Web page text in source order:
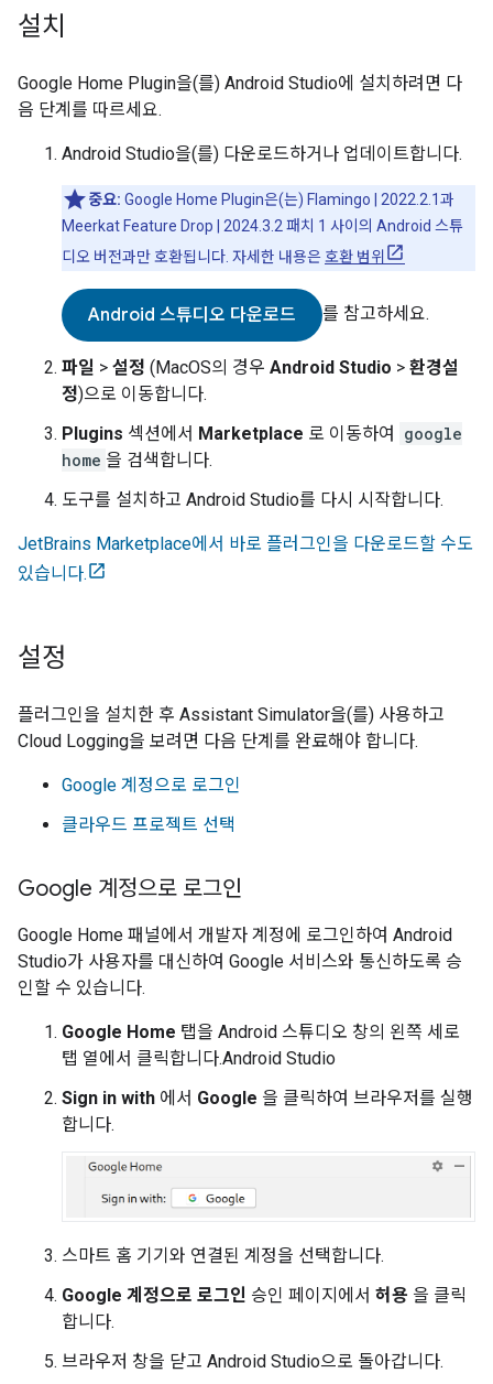
설치
Google Home Plugin을(를) Android Studio에 설치하려면 다
음 단계를 따르세요.
Android Studio을(를) 다운로드하거나 업데이트합니다.
중요: Google Home Plugin은(는) Flamingo | 2022.2.1과
Meerkat Feature Drop | 2024.3.2 패치 1 사이의 Android 스튜
디오 버전과만 호환됩니다. 자세한 내용은호환 범위
Android 스튜디오 다운로드 를 참고하세요.
파일 > 설정 (MacOS의 경우 Android Studio > 환경설
정)으로 이동합니다.
Plugins 섹션에서 Marketplace 로 이동하여
google
home 을 검색합니다.
도구를 설치하고 Android Studio를 다시 시작합니다.
JetBrains Marketplace에서 바로 플러그인을 다운로드할 수도
있습니다.
설정
플러그인을 설치한 후 Assistant Simulator을(를) 사용하고
Cloud Logging을 보려면 다음 단계를 완료해야 합니다.
Google 계정으로 로그인
클라우드 프로젝트 선택
Google 계정으로 로그인
Google Home 패널에서 개발자 계정에 로그인하여 Android
Studio가 사용자를 대신하여 Google 서비스와 통신하도록 승
인할 수 있습니다.
Google Home 탭을 Android 스튜디오 창의 왼쪽 세로
탭 열에서 클릭합니다.Android Studio
Sign in with 에서 Google 을 클릭하여 브라우저를 실행
합니다.
스마트 홈 기기와 연결된 계정을 선택합니다.
Google 계정으로 로그인 승인 페이지에서 허용 을 클릭
합니다.
브라우저 창을 닫고 Android Studio으로 돌아갑니다.